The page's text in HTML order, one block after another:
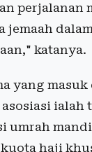
perjalanan
jemaah
katanya.
yang
ialah
umrah
haji